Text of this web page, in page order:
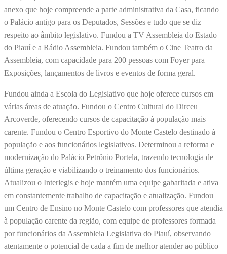
anexo que hoje compreende a parte administrativa da Casa, ficando
o Palácio antigo para os Deputados, Sessões e tudo que se diz
respeito ao âmbito legislativo. Fundou a TV Assembleia do Estado
do Piauí e a Rádio Assembleia. Fundou também o Cine Teatro da
Assembleia, com capacidade para 200 pessoas com Foyer para
Exposições, lançamentos de livros e eventos de forma geral.
Fundou ainda a Escola do Legislativo que hoje oferece cursos em
várias áreas de atuação. Fundou o Centro Cultural do Dirceu
Arcoverde, oferecendo cursos de capacitação à população mais
carente. Fundou o Centro Esportivo do Monte Castelo destinado à
população e aos funcionários legislativos. Determinou a reforma e
modernização do Palácio Petrônio Portela, trazendo tecnologia de
última geração e viabilizando o treinamento dos funcionários.
Atualizou o Interlegis e hoje mantém uma equipe gabaritada e ativa
em constantemente trabalho de capacitação e atualização. Fundou
um Centro de Ensino no Monte Castelo com professores que atendia
à população carente da região, com equipe de professores formada
por funcionários da Assembleia Legislativa do Piauí, observando
atentamente o potencial de cada a fim de melhor atender ao público